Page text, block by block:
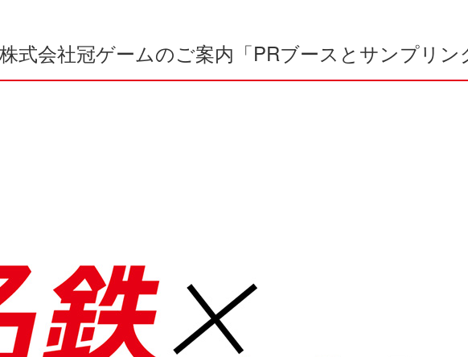
式会社冠ゲームのご案内「PRブースとサンプリン